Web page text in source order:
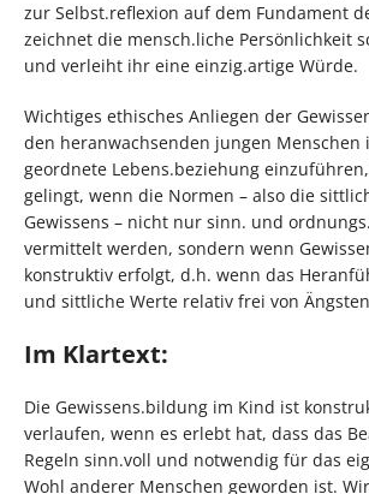
zur Selbst.reflexion auf dem Fundament
zeichnet die mensch.liche Persönlichkeit
und verleiht ihr eine einzig.artige Würde.
Wichtiges ethisches Anliegen der
den heranwachsenden jungen Menschen
geordnete Lebens.beziehung
gelingt, wenn die Normen – also die
Gewissens – nicht nur sinn. und
vermittelt werden, sondern wenn
konstruktiv erfolgt, d.h. wenn das
und sittliche Werte relativ frei von
Im Klartext:
Die Gewissens.bildung im Kind ist
verlaufen, wenn es erlebt hat, dass das
Regeln sinn.voll und notwendig für das
Wohl anderer Menschen geworden ist.